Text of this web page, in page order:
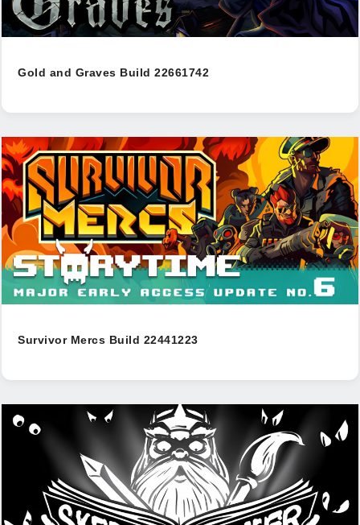
Gold and Graves Build 22661742
Survivor Mercs Build 22441223